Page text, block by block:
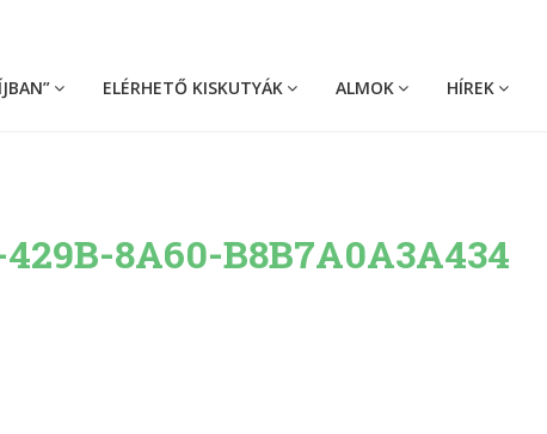
ELÉRHETŐ KISKUTYÁK ALMOK HÍREK
8A60-B8B7A0A3A434